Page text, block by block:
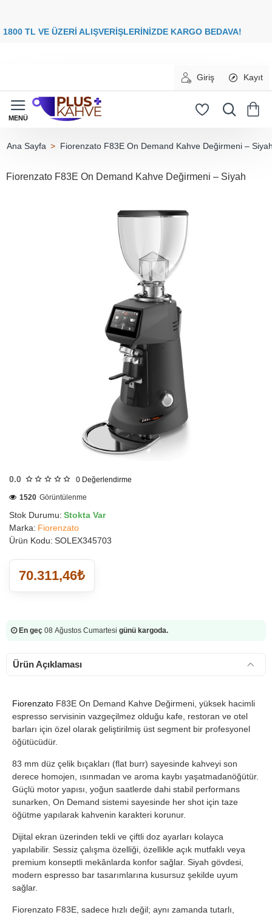
00 TL VE ÜZERİ ALIŞVERİŞLERİNİZDE KARGO
Giriş Kayıt
Fiorenzato F83E On Demand Kahve Değirmeni –
Fiorenzato F83E On Demand Kahve Değirmeni – Siyah
0.0 0 Değerlendirme
Stok Durumu: Stokta Var
Marka: Fiorenzato
Ürün Kodu: SOLEX345703
1520 Görüntülenme
70.311,46₺
En geç 08 Ağustos Cumartesi günü kargoda.
Ürün Açıklaması
Fiorenzato F83E On Demand Kahve Değirmeni, yüksek hacimli
espresso servisinin vazgeçilmez olduğu kafe, restoran ve otel
barları için özel olarak geliştirilmiş üst segment bir profesyonel
öğütücüdür.
83 mm düz çelik bıçakları (flat burr) sayesinde kahveyi son
derece homojen, ısınmadan ve aroma kaybı yaşatmadanöğütür.
Güçlü motor yapısı, yoğun saatlerde dahi stabil performans
sunarken, On Demand sistemi sayesinde her shot için taze
öğütme yapılarak kahvenin karakteri korunur.
Dijital ekran üzerinden tekli ve çiftli doz ayarları kolayca
yapılabilir. Sessiz çalışma özelliği, özellikle açık mutfaklı veya
premium konseptli mekânlarda konfor sağlar. Siyah gövdesi,
modern espresso bar tasarımlarına kusursuz şekilde uyum
sağlar.
Fiorenzato F83E, sadece hızlı değil; aynı zamanda tutarlı,